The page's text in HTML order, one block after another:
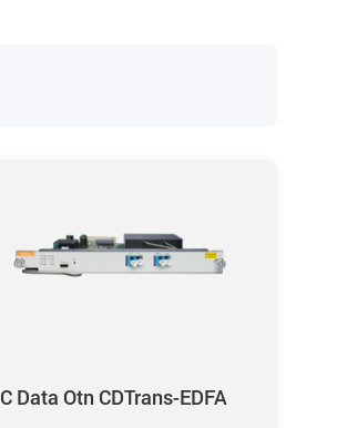
C Data Otn CDTrans-EDFA